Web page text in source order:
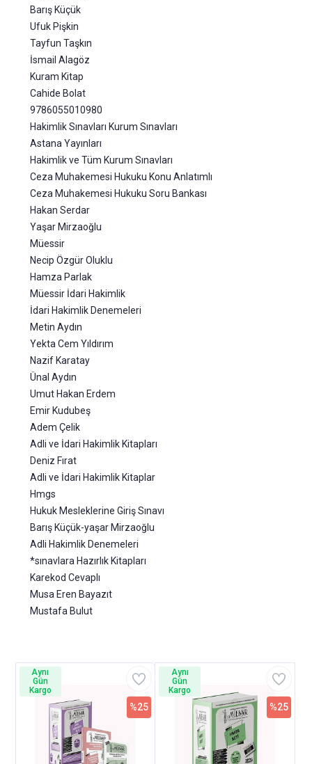
Barış Küçük
Ufuk Pişkin
Tayfun Taşkın
İsmail Alagöz
Kuram Kitap
Cahide Bolat
9786055010980
Hakimlik Sınavları Kurum Sınavları
Astana Yayınları
Hakimlik ve Tüm Kurum Sınavları
Ceza Muhakemesi Hukuku Konu Anlatımlı
Ceza Muhakemesi Hukuku Soru Bankası
Hakan Serdar
Yaşar Mirzaoğlu
Müessir
Necip Özgür Oluklu
Hamza Parlak
Müessir İdari Hakimlik
İdari Hakimlik Denemeleri
Metin Aydın
Yekta Cem Yıldırım
Nazif Karatay
Ünal Aydın
Umut Hakan Erdem
Emir Kudubeş
Adem Çelik
Adli ve İdari Hakimlik Kitapları
Deniz Fırat
Adli ve İdari Hakimlik Kitaplar
Hmgs
Hukuk Mesleklerine Giriş Sınavı
Barış Küçük-yaşar Mirzaoğlu
Adli Hakimlik Denemeleri
*sınavlara Hazırlık Kitapları
Karekod Cevaplı
Musa Eren Bayazıt
Mustafa Bulut
%25
Aynı
Gün
Kargo
%25
Aynı
Gün
Kargo